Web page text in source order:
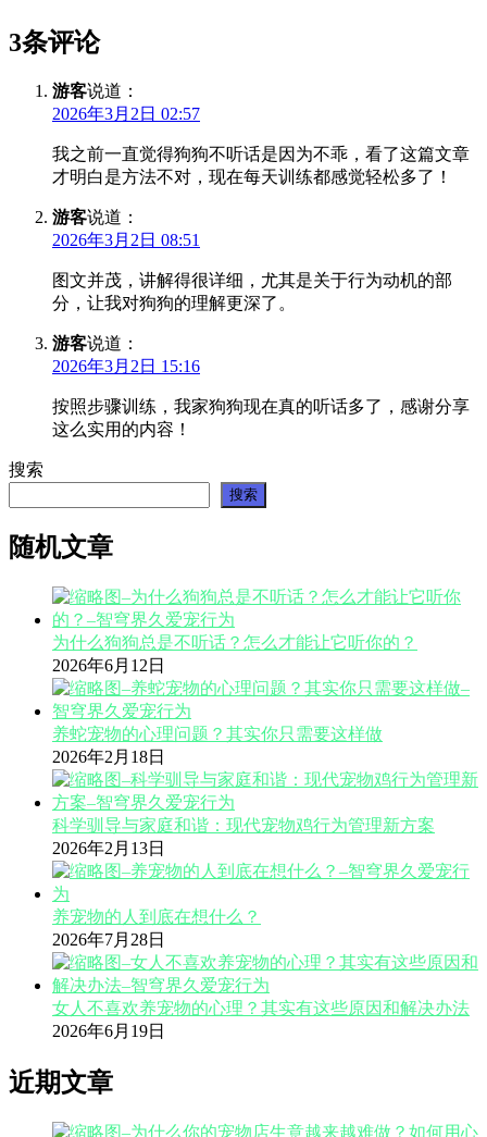
3条评论
游客说道：
2026年3月2日 02:57
我之前一直觉得狗狗不听话是因为不乖，看了这篇文章
才明白是方法不对，现在每天训练都感觉轻松多了！
游客说道：
2026年3月2日 08:51
图文并茂，讲解得很详细，尤其是关于行为动机的部
分，让我对狗狗的理解更深了。
游客说道：
2026年3月2日 15:16
按照步骤训练，我家狗狗现在真的听话多了，感谢分享
这么实用的内容！
搜索
搜索
随机文章
为什么狗狗总是不听话？怎么才能让它听你的？
2026年6月12日
养蛇宠物的心理问题？其实你只需要这样做
2026年2月18日
科学驯导与家庭和谐：现代宠物鸡行为管理新方案
2026年2月13日
养宠物的人到底在想什么？
2026年7月28日
女人不喜欢养宠物的心理？其实有这些原因和解决办法
2026年6月19日
近期文章